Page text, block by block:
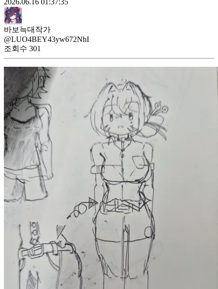
바보늑대작가
@LUO4BEY43yw672NhI
조회수 301